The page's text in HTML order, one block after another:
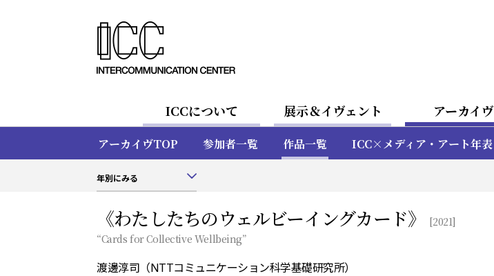
ICCについて 展示＆イヴェント アーカイヴ
アーカイヴTOP 参加者一覧 作品一覧 ICC×メディア・アート年表
年別にみる
《わたしたちのウェルビーイングカード》
[2021]
“Cards for Collective Wellbeing”
渡邊淳司（NTTコミュニケーション科学基礎研究所）